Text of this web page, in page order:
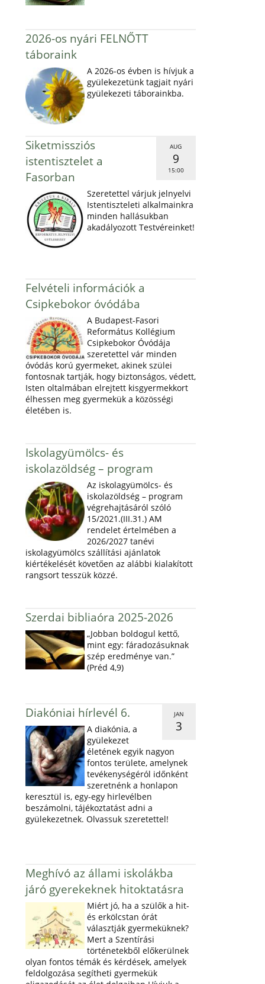
2026-os nyári FELNŐTT
táboraink
A 2026-os évben is hívjuk a
gyülekezetünk tagjait nyári
gyülekezeti táborainkba.
AUG
9
15:00
Siketmissziós
istentisztelet a
Fasorban
Szeretettel várjuk jelnyelvi
Istentiszteleti alkalmainkra
minden hallásukban
akadályozott Testvéreinket!
Felvételi információk a
Csipkebokor óvódába
A Budapest-Fasori
Református Kollégium
Csipkebokor Óvódája
szeretettel vár minden
óvódás korú gyermeket, akinek szülei
fontosnak tartják, hogy biztonságos, védett,
Isten oltalmában elrejtett kisgyermekkort
élhessen meg gyermekük a közösségi
életében is.
Iskolagyümölcs- és
iskolazöldség – program
Az iskolagyümölcs- és
iskolazöldség – program
végrehajtásáról szóló
15/2021.(III.31.) AM
rendelet értelmében a
2026/2027 tanévi
iskolagyümölcs szállítási ajánlatok
kiértékelését követően az alábbi kialakított
rangsort tesszük közzé.
Szerdai bibliaóra 2025-2026
„Jobban boldogul kettő,
mint egy: fáradozásuknak
szép eredménye van.”
(Préd 4,9)
JAN
3
Diakóniai hírlevél 6.
A diakónia, a
gyülekezet
életének egyik nagyon
fontos területe, amelynek
tevékenységéról időnként
szeretnénk a honlapon
keresztül is, egy-egy hirlevélben
beszámolni, tájékoztatást adni a
gyülekezetnek. Olvassuk szeretettel!
Meghívó az állami iskolákba
járó gyerekeknek hitoktatásra
Miért jó, ha a szülők a hit-
és erkölcstan órát
választják gyermeküknek?
Mert a Szentírási
történetekből előkerülnek
olyan fontos témák és kérdések, amelyek
feldolgozása segítheti gyermekük